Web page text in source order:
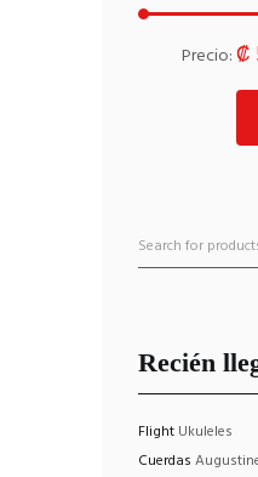
Precio:₡
Recién
Flight Ukuleles
Cuerdas